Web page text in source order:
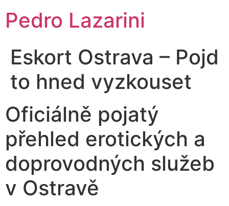
Pedro Lazarini
Eskort Ostrava – Pojd
to hned vyzkouset
Oficiálně pojatý
přehled erotických a
doprovodných služeb
v Ostravě